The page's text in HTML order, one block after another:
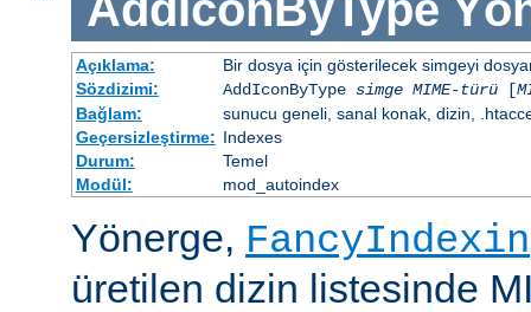
Açıklama:
Bir dosya için gösterilecek simgeyi
Sözdizimi:
AddIconByType simge MIME-türü[
Bağlam:
sunucu geneli, sanal konak, dizin,
Geçersizleştirme: Indexes
Durum:
Temel
Modül:
mod_autoindex
Yönerge,
üretilen dizin listesinde